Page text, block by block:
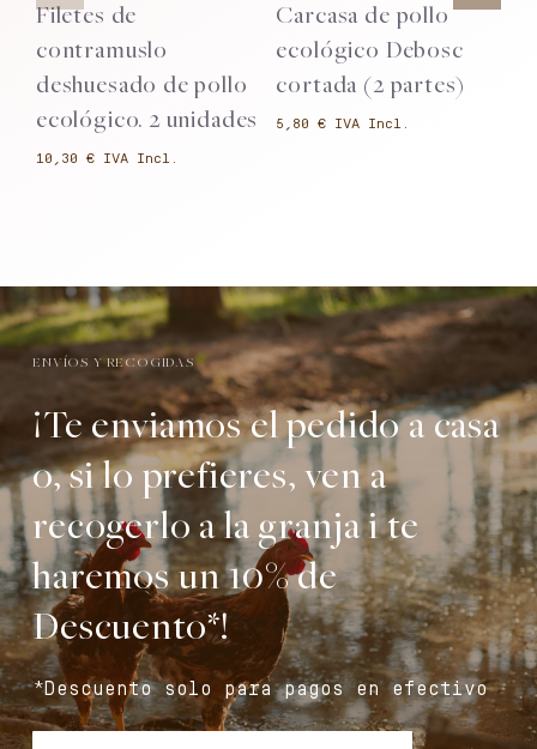
Filetes de
contramuslo
deshuesado de pollo
ecológico. 2 unidades
€
Carcasa de pollo
ecológico Debosc
cortada (2 partes)
€
ENVÍOS Y RECOGIDAS
¡Te enviamos el pedido a casa
o, si lo prefieres, ven a
recogerlo a la granja i te
haremos un 10% de
Descuento*!
*Descuento solo para pagos en efectivo